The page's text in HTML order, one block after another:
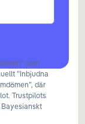
som
”Inbjudna
där
Trustpilots